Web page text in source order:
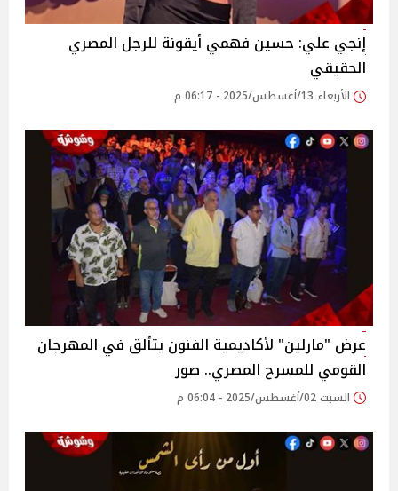
إنجي علي: حسين فهمي أيقونة للرجل المصري
الحقيقي‎
الأربعاء 13/أغسطس/2025 - 06:17 م
عرض "مارلين" لأكاديمية الفنون يتألق في المهرجان
القومي للمسرح المصري.. صور‎
السبت 02/أغسطس/2025 - 06:04 م